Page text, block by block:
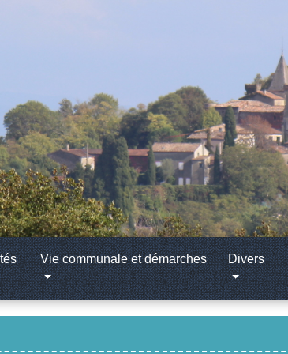
Vie communale et démarches Divers